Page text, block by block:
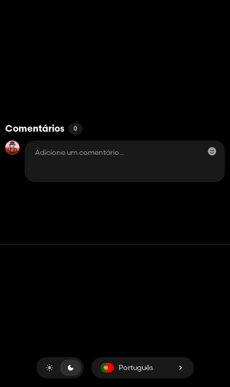
Comentários 0
Português